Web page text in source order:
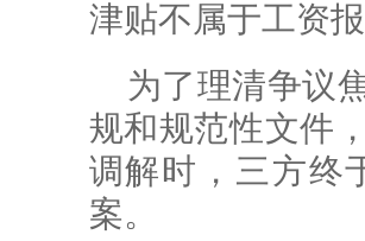
津贴不属于工资
为了理清争议
规和规范性文件
调解时，三方终
案。